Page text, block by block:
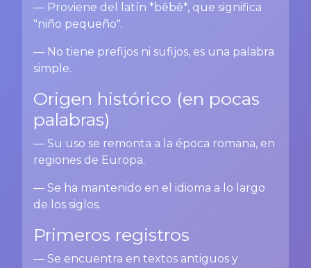
— Proviene del latín *bēbē*, que significa
"niño pequeño".
— No tiene prefijos ni sufijos, es una palabra
simple.
Origen histórico (en pocas
palabras)
— Su uso se remonta a la época romana, en
regiones de Europa.
— Se ha mantenido en el idioma a lo largo
de los siglos.
Primeros registros
— Se encuentra en textos antiguos y